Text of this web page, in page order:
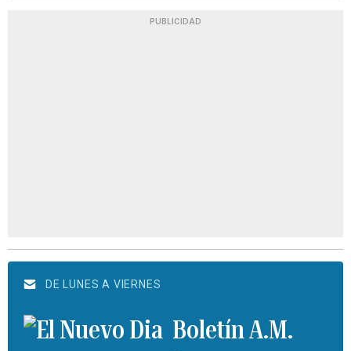
PUBLICIDAD
DE LUNES A VIERNES
Boletín A.M.